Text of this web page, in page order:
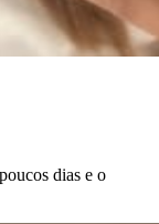
dias e o